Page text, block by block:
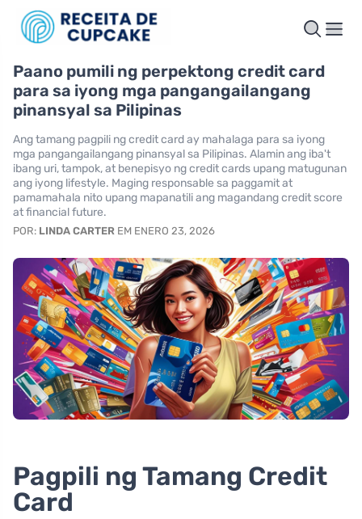
Paano pumili ng perpektong credit card
para sa iyong mga pangangailangang
pinansyal sa Pilipinas
Ang tamang pagpili ng credit card ay mahalaga para sa iyong
mga pangangailangang pinansyal sa Pilipinas. Alamin ang iba't
ibang uri, tampok, at benepisyo ng credit cards upang matugunan
ang iyong lifestyle. Maging responsable sa paggamit at
pamamahala nito upang mapanatili ang magandang credit score
at financial future.
POR: LINDA CARTER EM ENERO 23, 2026
Pagpili ng Tamang Credit
Card